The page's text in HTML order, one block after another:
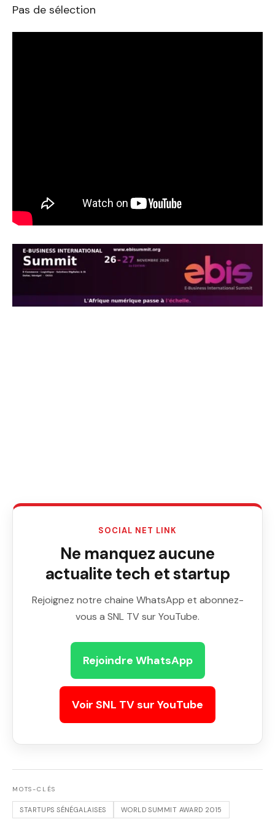
Pas de sélection
SOCIAL NET LINK
Ne manquez aucune
actualite tech et startup
Rejoignez notre chaine WhatsApp et abonnez-
vous a SNL TV sur YouTube.
Rejoindre WhatsApp
Voir SNL TV sur YouTube
MOTS-CLÉS
STARTUPS SÉNÉGALAISES WORLD SUMMIT AWARD 2015